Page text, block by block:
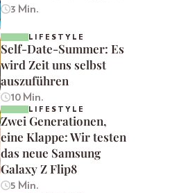
3 Min.
LIFESTYLE
Self-Date-Summer: Es
wird Zeit uns selbst
auszuführen
10 Min.
LIFESTYLE
Zwei Generationen,
eine Klappe: Wir testen
das neue Samsung
Galaxy Z Flip8
5 Min.